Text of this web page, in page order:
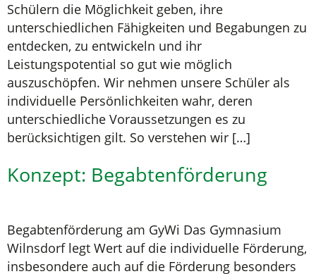
Schülern die Möglichkeit geben, ihre
unterschiedlichen Fähigkeiten und Begabungen zu
entdecken, zu entwickeln und ihr
Leistungspotential so gut wie möglich
auszuschöpfen. Wir nehmen unsere Schüler als
individuelle Persönlichkeiten wahr, deren
unterschiedliche Voraussetzungen es zu
berücksichtigen gilt. So verstehen wir […]
Konzept: Begabtenförderung
Begabtenförderung am GyWi Das Gymnasium
Wilnsdorf legt Wert auf die individuelle Förderung,
insbesondere auch auf die Förderung besonders